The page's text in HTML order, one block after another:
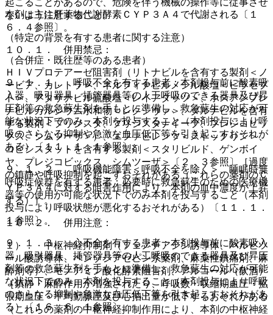
本剤は主に肝薬物代謝酵素ＣＹＰ３Ａ４で代謝される〔１
６．４参照〕。
１０．１． 併用禁忌：
ＨＩＶプロテアーゼ阻害剤（リトナビルを含有する製剤＜ノ
ービア、カレトラ＞、ネルフィナビルメシル酸塩＜ビラセプ
ト＞、アタザナビル硫酸塩＜レイアタッツ＞、ホスアンプレ
ナビルカルシウム水和物＜レクシヴァ＞、ダルナビルを含有
する製剤＜プリジスタ、プリジスタナイーブ、プレジコビッ
クス、シムツーザ＞）、エファビレンツ＜ストックリン＞、
コビシスタットを含有する製剤＜スタリビルド、ゲンボイ
ヤ、プレジコビックス、シムツーザ＞〔２．３参照〕［過度
の鎮静や呼吸抑制を起こすおそれがある（これらの薬剤のＣ
ＹＰ３Ａ４に対する阻害作用により、本剤の血中濃度が上昇
する）］。
１０．２． 併用注意：
１）． 中枢神経抑制剤（フェノチアジン誘導体、バルビツ
ール酸誘導体、ベンゾジアゼピン系薬剤、麻薬性鎮痛剤、麻
酔剤等）、モノアミン酸化酵素阻害剤、アルコール（飲酒）
［鎮静・麻酔作用が増強されたり、呼吸数・収縮期血圧・拡
張期血圧・平均動脈圧及び心拍出量が低下するおそれがある
（これらの薬剤の中枢神経抑制作用により、本剤の中枢神経
起こることがあるので、危険を伴う機械の操作等に従事させ
ないよう注意すること。
（特定の背景を有する患者に関する注意）
（合併症・既往歴等のある患者）
９．１．１． 呼吸不全を有する患者：本剤投与前に酸素吸
入器、吸引器具、挿管器具等の人工呼吸のできる器具及び昇
圧剤等の救急蘇生剤を手もとに準備し、救急蘇生の対応が可
能な状況下でのみ、本剤を投与すること（本剤投与により呼
吸のさらなる抑制や急激な血圧低下等を引き起こすおそれが
ある）〔１１．１．１参照〕。
９．１．２． 呼吸機能障害＜呼吸不全を除く＞、睡眠時無
呼吸症候群を有する患者：必要時に救急蘇生のための医療機
器等の使用が可能な状況下でのみ本剤を投与すること（本剤
投与により呼吸状態が悪化するおそれがある）〔１１．１．
１参照〕。
９．１．３． 心不全を有する患者：本剤投与前に酸素吸入
器、吸引器具、挿管器具等の人工呼吸のできる器具及び昇圧
剤等の救急蘇生剤を手もとに準備し、救急蘇生の対応が可能
な状況下でのみ、本剤を投与すること（本剤投与により呼吸
のさらなる抑制や急激な血圧低下等を引き起こすおそれがあ
る）〔１６．６．１参照〕。